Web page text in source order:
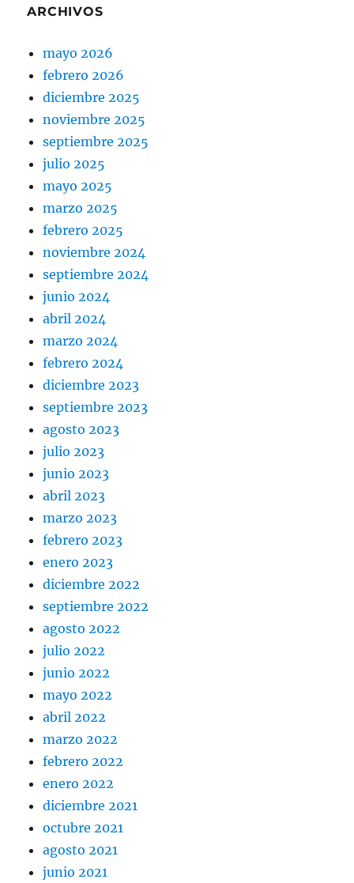
ARCHIVOS
mayo 2026
febrero 2026
diciembre 2025
noviembre 2025
septiembre 2025
julio 2025
mayo 2025
marzo 2025
febrero 2025
noviembre 2024
septiembre 2024
junio 2024
abril 2024
marzo 2024
febrero 2024
diciembre 2023
septiembre 2023
agosto 2023
julio 2023
junio 2023
abril 2023
marzo 2023
febrero 2023
enero 2023
diciembre 2022
septiembre 2022
agosto 2022
julio 2022
junio 2022
mayo 2022
abril 2022
marzo 2022
febrero 2022
enero 2022
diciembre 2021
octubre 2021
agosto 2021
junio 2021